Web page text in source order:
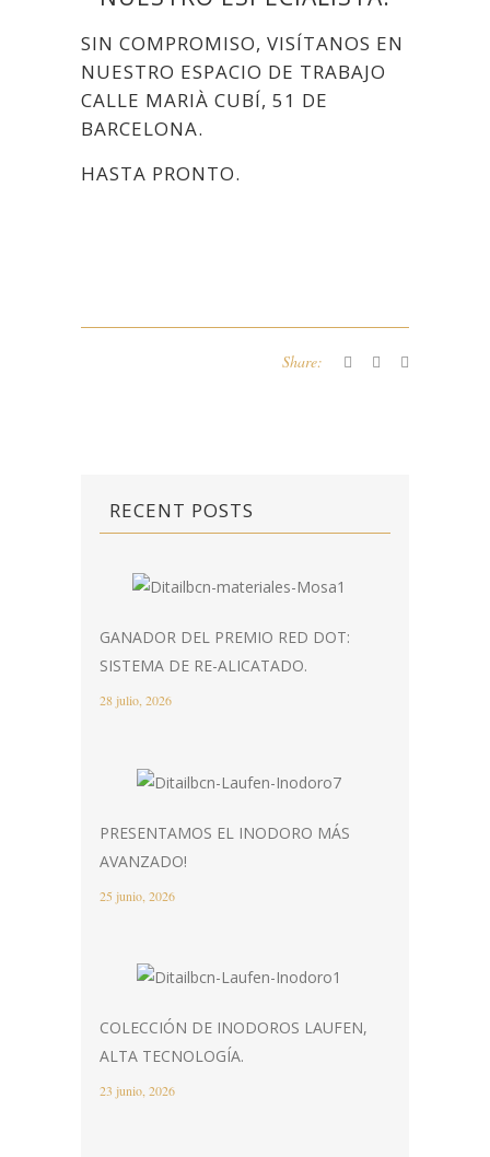
SIN COMPROMISO, VISÍTANOS EN
NUESTRO ESPACIO DE TRABAJO
CALLE MARIÀ CUBÍ, 51 DE
BARCELONA.
HASTA PRONTO.
Share:
RECENT POSTS
GANADOR DEL PREMIO RED DOT:
SISTEMA DE RE-ALICATADO.
28 julio, 2026
PRESENTAMOS EL INODORO MÁS
AVANZADO!
25 junio, 2026
COLECCIÓN DE INODOROS LAUFEN,
ALTA TECNOLOGÍA.
23 junio, 2026